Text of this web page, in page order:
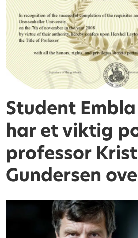
Student
har et viktig
professor
Gundersen